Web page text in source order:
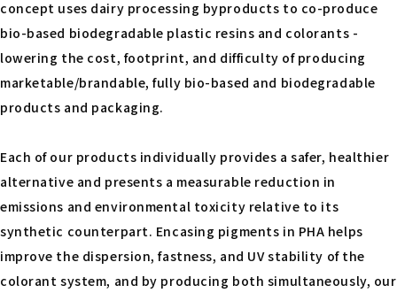
concept uses dairy processing byproducts to co-produce
bio-based biodegradable plastic resins and colorants -
lowering the cost, footprint, and difficulty of producing
marketable/brandable, fully bio-based and biodegradable
products and packaging.
Each of our products individually provides a safer, healthier
alternative and presents a measurable reduction in
emissions and environmental toxicity relative to its
synthetic counterpart. Encasing pigments in PHA helps
improve the dispersion, fastness, and UV stability of the
colorant system, and by producing both simultaneously, our